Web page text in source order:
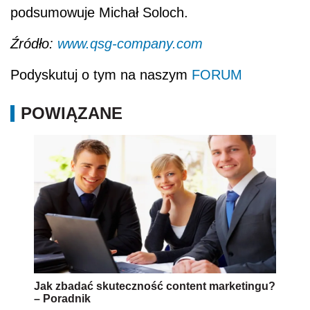
podsumowuje Michał Soloch.
Źródło: www.qsg-company.com
Podyskutuj o tym na naszym FORUM
POWIĄZANE
Jak zbadać skuteczność content marketingu?
– Poradnik